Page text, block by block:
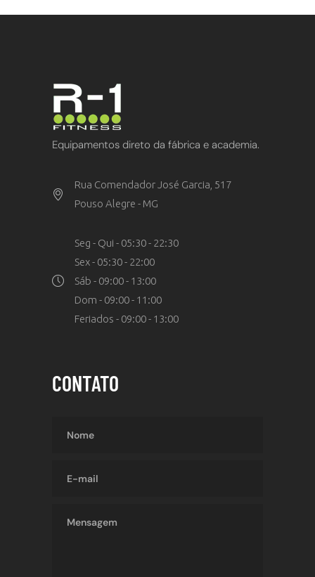
Equipamentos direto da fábrica e academia.
Rua Comendador José Garcia, 517
Pouso Alegre - MG
Seg - Qui - 05:30 - 22:30
Sex - 05:30 - 22:00
Sáb - 09:00 - 13:00
Dom - 09:00 - 11:00
Feriados - 09:00 - 13:00
CONTATO